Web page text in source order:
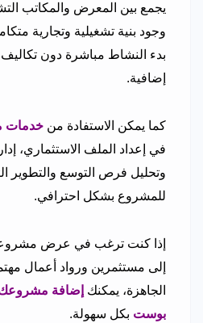
يجمع بين المعرض والمكاتب
وجود بنية تشغيلية وتجارية
بدء النشاط مباشرة دون
إضافية.
كما يمكن الاستفادة من خدمات
في إعداد الملف الاستثماري،
وتحليل فرص التوسع والتطوير
للمشروع بشكل احترافي.
إذا كنت ترغب في عرض
إلى مستثمرين ورواد أعمال
الجاهزة، يمكنك إضافة
بوست بكل سهولة.